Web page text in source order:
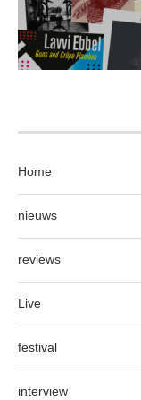
Home
nieuws
reviews
Live
festival
interview